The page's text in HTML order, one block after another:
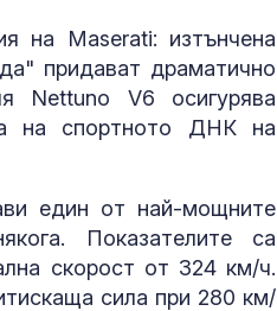
на Maserati: изтънчена
придават драматично
Nettuno V6 осигурява
на спортното ДНК на
един от най-мощните
Показателите са
скорост от 324 км/ч.
сила при 280 км/